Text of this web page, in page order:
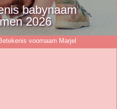
babynaam
2026
voornaam Marjel